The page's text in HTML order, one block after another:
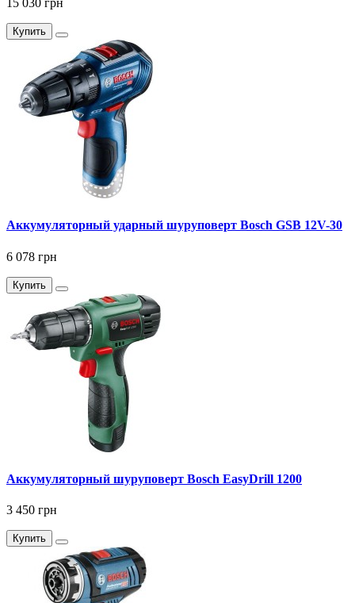
15 030 грн
Купить
Аккумуляторный ударный шуруповерт Bosch GSB 12V-30
6 078 грн
Купить
Аккумуляторный шуруповерт Bosch EasyDrill 1200
3 450 грн
Купить